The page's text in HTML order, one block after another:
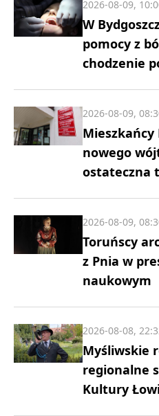
W
pomocy z
chodzenie
2026-08-09,
Mieszkańcy
nowego
ostateczna
2026-08-09,
Toruńscy
z Pnia w
naukowym
2026-08-09,
Myśliwskie
regionalne
Kultury
2026-08-08,